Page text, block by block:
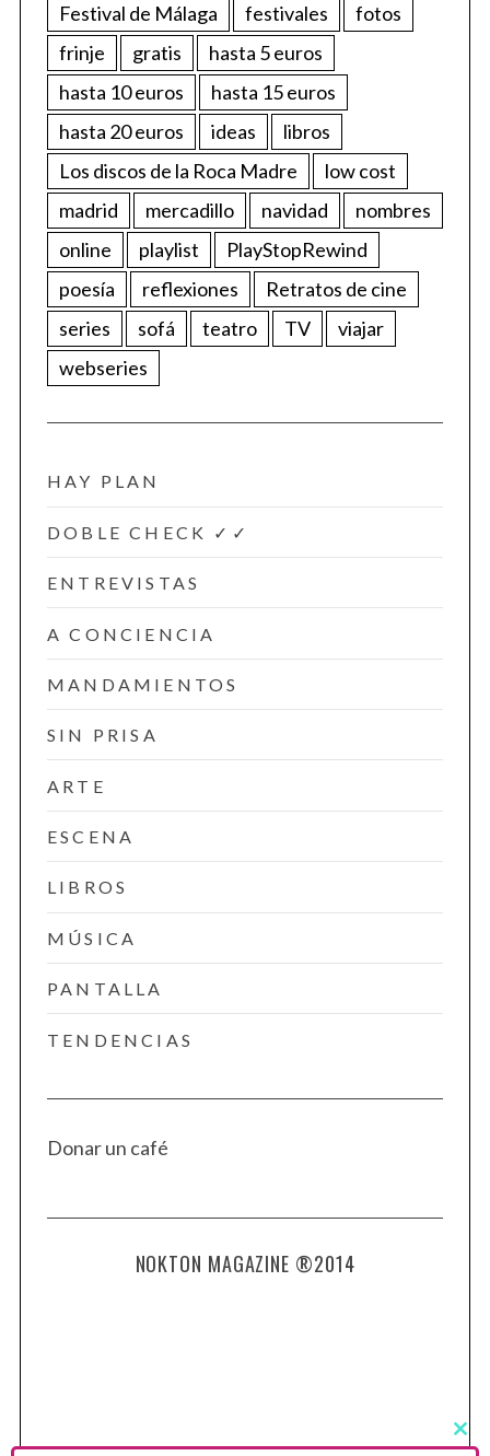
Festival de Málaga
festivales
fotos
frinje
gratis
hasta 5 euros
hasta 10 euros
hasta 15 euros
hasta 20 euros
ideas
libros
Los discos de la Roca Madre
low cost
madrid
mercadillo navidad
nombres
online
playlist
PlayStopRewind
poesía
reflexiones
Retratos de cine
series
sofá teatro TV
viajar
webseries
HAY PLAN
DOBLE CHECK ✓✓
ENTREVISTAS
A CONCIENCIA
MANDAMIENTOS
SIN PRISA
ARTE
ESCENA
LIBROS
MÚSICA
PANTALLA
TENDENCIAS
Donar un café
NOKTON MAGAZINE ®2014